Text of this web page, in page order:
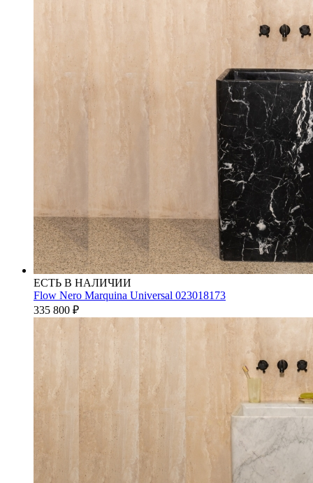
ЕСТЬ В НАЛИЧИИ
Flow Nero Marquina Universal 023018173
335 800 ₽